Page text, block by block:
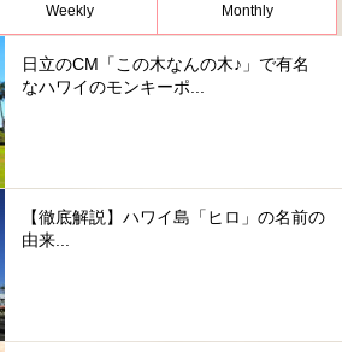
Weekly Monthly
日立のCM「この木なんの木♪」で有名
なハワイのモンキーポ...
【徹底解説】ハワイ島「ヒロ」の名前の
由来...